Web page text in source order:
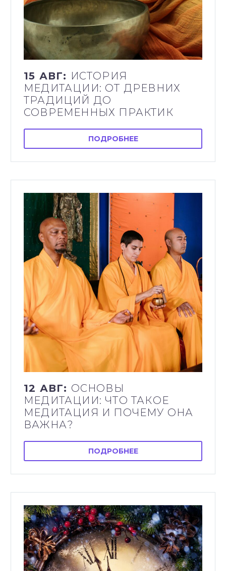
15 АВГ: ИСТОРИЯ
МЕДИТАЦИИ: ОТ ДРЕВНИХ
ТРАДИЦИЙ ДО
СОВРЕМЕННЫХ ПРАКТИК
ПОДРОБНЕЕ
12 АВГ: ОСНОВЫ
МЕДИТАЦИИ: ЧТО ТАКОЕ
МЕДИТАЦИЯ И ПОЧЕМУ ОНА
ВАЖНА?
ПОДРОБНЕЕ